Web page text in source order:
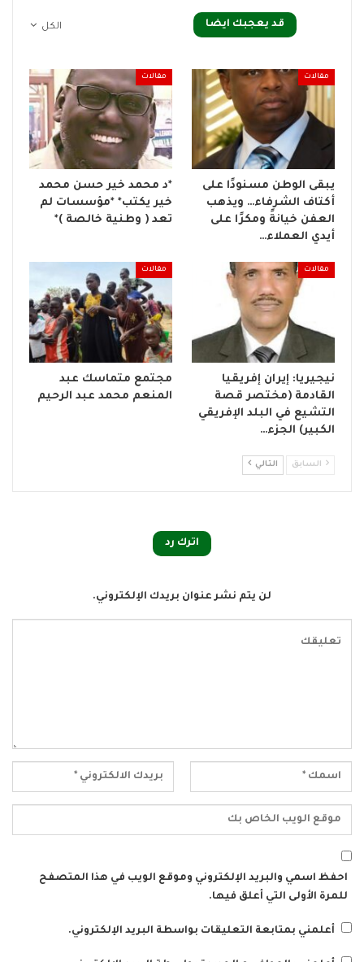
الكل قد يعجبك ايضا
مقالات
يبقى الوطن مسنودًا على
أكتاف الشرفاء… ويذهب
العفن خيانةً ومكرًا على
أيدي العملاء…
مقالات
*د محمد خير حسن محمد
خير يكتب* *مؤسسات لم
تعد ( وطنية خالصة )*
مقالات
نيجيريا: إيران إفريقيا
القادمة (مختصر قصة
التشيع في البلد الإفريقي
الكبير) الجزء…
مقالات
مجتمع متماسك عبد
المنعم محمد عبد الرحيم
السابق التالي
اترك رد
لن يتم نشر عنوان بريدك الإلكتروني.
احفظ اسمي والبريد الإلكتروني وموقع الويب في هذا المتصفح
للمرة الأولى التي أعلق فيها.
أعلمني بمتابعة التعليقات بواسطة البريد الإلكتروني.